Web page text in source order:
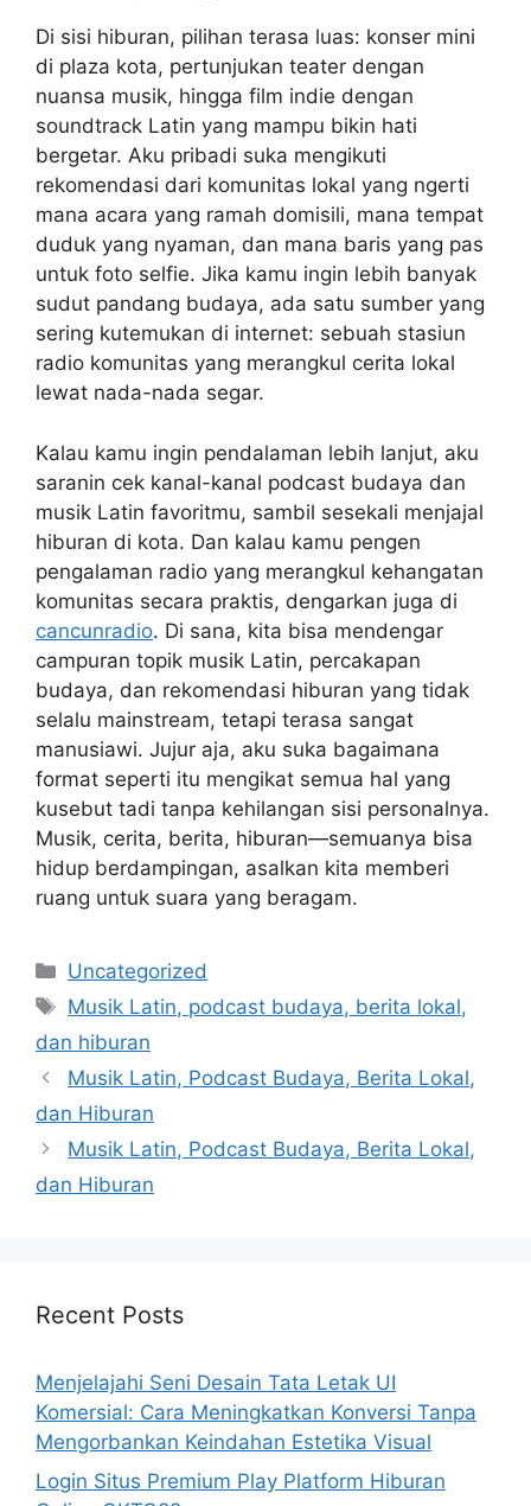
Di sisi hiburan, pilihan terasa luas: konser mini
di plaza kota, pertunjukan teater dengan
nuansa musik, hingga film indie dengan
soundtrack Latin yang mampu bikin hati
bergetar. Aku pribadi suka mengikuti
rekomendasi dari komunitas lokal yang ngerti
mana acara yang ramah domisili, mana tempat
duduk yang nyaman, dan mana baris yang pas
untuk foto selfie. Jika kamu ingin lebih banyak
sudut pandang budaya, ada satu sumber yang
sering kutemukan di internet: sebuah stasiun
radio komunitas yang merangkul cerita lokal
lewat nada-nada segar.
Kalau kamu ingin pendalaman lebih lanjut, aku
saranin cek kanal-kanal podcast budaya dan
musik Latin favoritmu, sambil sesekali menjajal
hiburan di kota. Dan kalau kamu pengen
pengalaman radio yang merangkul kehangatan
komunitas secara praktis, dengarkan juga di
cancunradio. Di sana, kita bisa mendengar
campuran topik musik Latin, percakapan
budaya, dan rekomendasi hiburan yang tidak
selalu mainstream, tetapi terasa sangat
manusiawi. Jujur aja, aku suka bagaimana
format seperti itu mengikat semua hal yang
kusebut tadi tanpa kehilangan sisi personalnya.
Musik, cerita, berita, hiburan—semuanya bisa
hidup berdampingan, asalkan kita memberi
ruang untuk suara yang beragam.
Categories
Uncategorized
Tags
Musik Latin, podcast budaya, berita lokal,
dan hiburan
Musik Latin, Podcast Budaya, Berita Lokal,
dan Hiburan
Musik Latin, Podcast Budaya, Berita Lokal,
dan Hiburan
Recent Posts
Menjelajahi Seni Desain Tata Letak UI
Komersial: Cara Meningkatkan Konversi Tanpa
Mengorbankan Keindahan Estetika Visual
Login Situs Premium Play Platform Hiburan